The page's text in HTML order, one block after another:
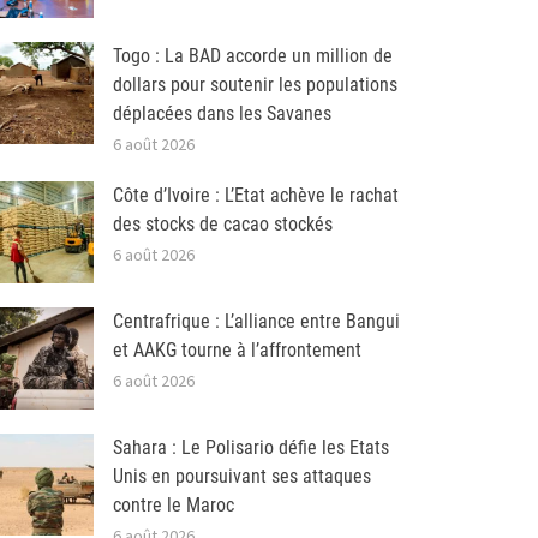
Togo : La BAD accorde un million de
dollars pour soutenir les populations
déplacées dans les Savanes
6 août 2026
Côte d’Ivoire : L’Etat achève le rachat
des stocks de cacao stockés
6 août 2026
Centrafrique : L’alliance entre Bangui
et AAKG tourne à l’affrontement
6 août 2026
Sahara : Le Polisario défie les Etats
Unis en poursuivant ses attaques
contre le Maroc